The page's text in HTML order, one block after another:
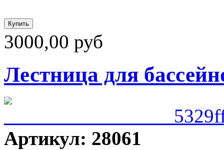
3000,00 руб
Лестница для
Артикул: 28061